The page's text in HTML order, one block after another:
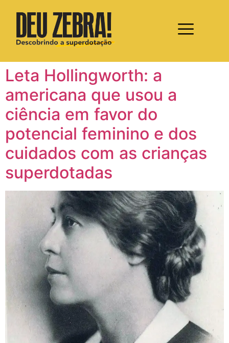
Leta Hollingworth: a
americana que usou a
ciência em favor do
potencial feminino e dos
cuidados com as crianças
superdotadas